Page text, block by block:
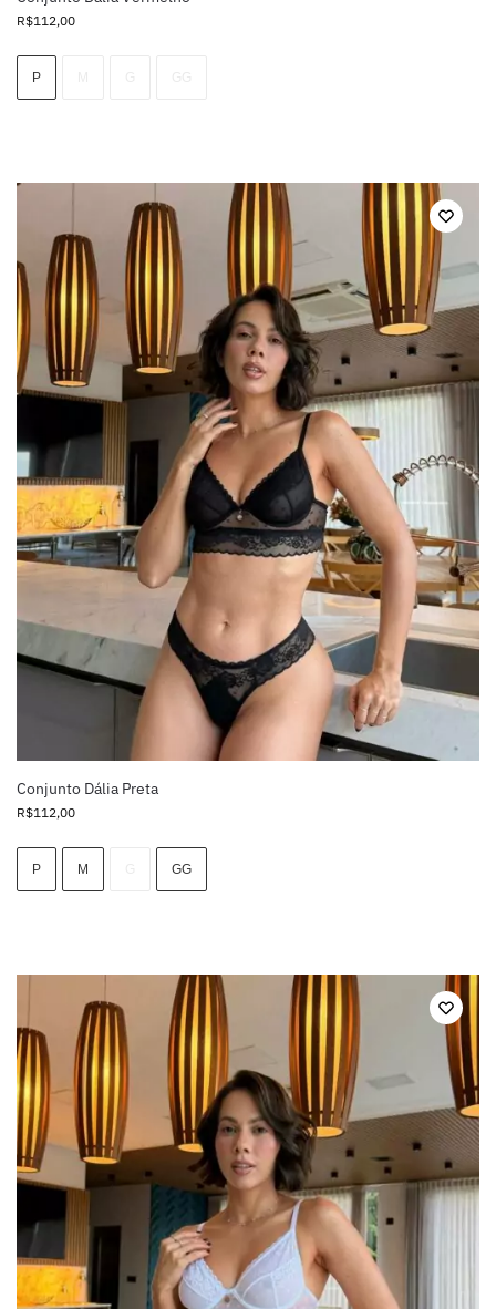
R$112,00
P
Conjunto Dália Preta
R$112,00
P M GG